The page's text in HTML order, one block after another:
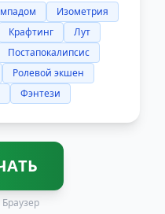
Изометрия
Крафтинг
Лут
Постапокалипсис
Ролевой экшен
Фэнтези